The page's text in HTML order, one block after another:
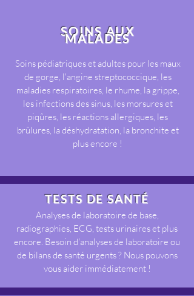
SOINS AUX
MALADES
Soins pédiatriques et adultes pour les maux
de gorge, l'angine streptococcique, les
maladies respiratoires, le rhume, la grippe,
les infections des sinus, les morsures et
piqûres, les réactions allergiques, les
brûlures, la déshydratation, la bronchite et
plus encore !
TESTS DE SANTÉ
Analyses de laboratoire de base,
radiographies, ECG, tests urinaires et plus
encore. Besoin d'analyses de laboratoire ou
de bilans de santé urgents ? Nous pouvons
vous aider immédiatement !